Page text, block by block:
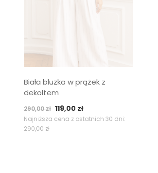
Biała bluzka w prążek z
dekoltem
290,00zł Pierwotna
cena
119,00 złAktualna
cena
Najniższa cena z ostatnich 30 dni:
290,00 zł